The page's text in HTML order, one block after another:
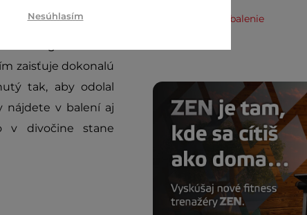
, ktorý kombinuje
vrstva
zaisťuje dokonalú
tak, aby odolal
nájdete v balení aj
v divočine stane
Diskrétne zabalenie
Nesúhlasím